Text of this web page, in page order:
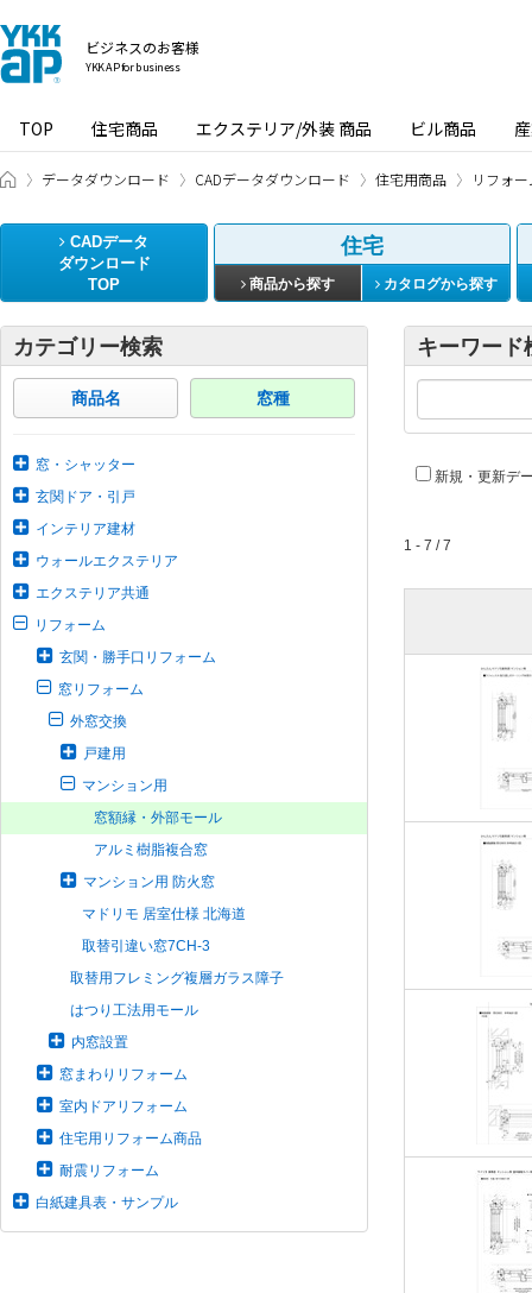
ビジネスのお客様
YKK AP for business
TOP 住宅商品 エクステリア/外装 商品 ビル商品
ビジネスのお客様 HOME
データダウンロード CADデータダウンロード 住宅用商品 リフォ
CADデータ
ダウンロード
TOP
住宅
商品から探す カタログから探す
カテゴリー検索
商品名 窓種
窓・シャッター
玄関ドア・引戸
インテリア建材
ウォールエクステリア
エクステリア共通
リフォーム
玄関・勝手口リフォーム
窓リフォーム
外窓交換
戸建用
マンション用
窓額縁・外部モール
アルミ樹脂複合窓
マンション用 防火窓
マドリモ 居室仕様 北海道
取替引違い窓7CH-3
取替用フレミング複層ガラス障子
はつり工法用モール
内窓設置
窓まわりリフォーム
室内ドアリフォーム
住宅用リフォーム商品
耐震リフォーム
白紙建具表・サンプル
キーワード
新規・更新デ
1 - 7 / 7